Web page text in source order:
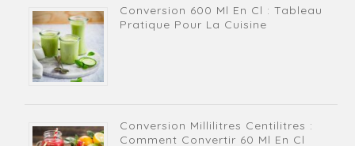
Conversion 600 Ml En Cl : Tableau
Pratique Pour La Cuisine
Conversion Millilitres Centilitres :
Comment Convertir 60 Ml En Cl